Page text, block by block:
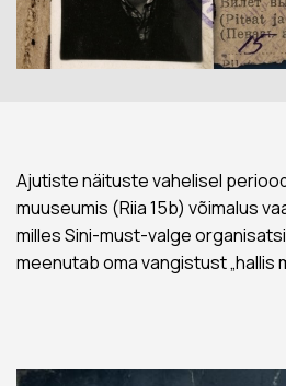
Ajutiste näituste vahelisel
muuseumis (Riia 15b) võimalus
milles Sini-must-valge
meenutab oma vangistust „hallis